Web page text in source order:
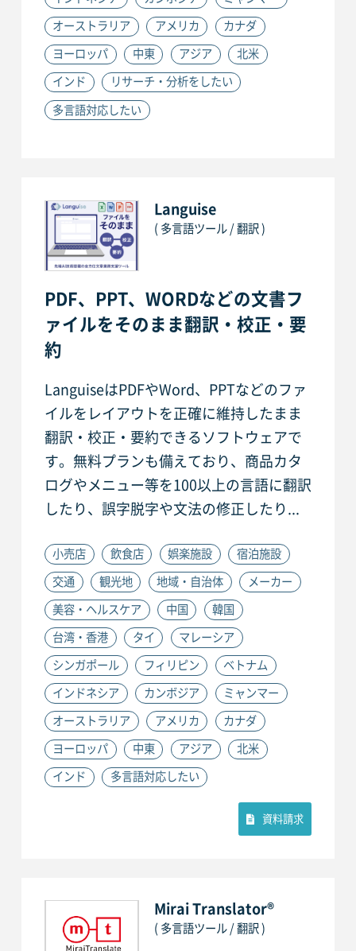
オーストラリア アメリカ カナダ
ヨーロッパ 中東 アジア 北米
インド リサーチ・分析をしたい
多言語対応したい
Languise
( 多言語ツール / 翻訳 )
PDF、PPT、WORDなどの文書フ
ァイルをそのまま翻訳・校正・要
約
LanguiseはPDFやWord、PPTなどのファ
イルをレイアウトを正確に維持したまま
翻訳・校正・要約できるソフトウェアで
す。無料プランも備えており、商品カタ
ログやメニュー等を100以上の言語に翻訳
したり、誤字脱字や文法の修正したり...
小売店 飲食店 娯楽施設 宿泊施設
交通 観光地 地域・自治体 メーカー
美容・ヘルスケア 中国 韓国
台湾・香港 タイ マレーシア
シンガポール フィリピン ベトナム
インドネシア カンボジア ミャンマー
オーストラリア アメリカ カナダ
ヨーロッパ 中東 アジア 北米
インド 多言語対応したい
資料請求
Mirai Translator®
( 多言語ツール / 翻訳 )